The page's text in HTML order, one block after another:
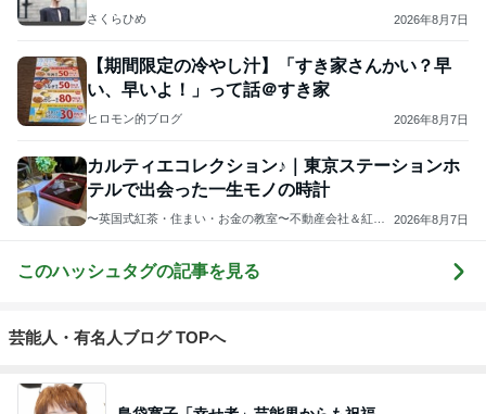
ンとの繋が
さくらひめ 2026年8月7日
【期間限定の冷やし汁】「すき家さんかい？早
い、早いよ！」って話＠すき家
ヒロモン的ブログ 2026年8月7日
カルティエコレクション♪｜東京ステーションホ
テルで出会った一生モノの時計
〜英国式紅茶・住まい・お金の教室〜不動産会社＆紅茶
2026年8月7日
このハッシュタグの記事を見る
芸能人・有名人ブログ TOPへ